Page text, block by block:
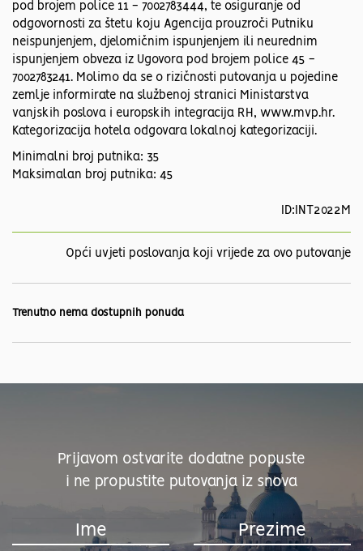
pod brojem police 11 - 7002783444, te osiguranje od
odgovornosti za štetu koju Agencija prouzroči Putniku
neispunjenjem, djelomičnim ispunjenjem ili neurednim
ispunjenjem obveza iz Ugovora pod brojem police 45 -
7002783241. Molimo da se o rizičnosti putovanja u pojedine
zemlje informirate na službenoj stranici Ministarstva
vanjskih poslova i europskih integracija RH, www.mvp.hr.
Kategorizacija hotela odgovara lokalnoj kategorizaciji.
Minimalni broj putnika: 35
Maksimalan broj putnika: 45
ID:INT2022M
Opći uvjeti poslovanja koji vrijede za ovo putovanje
Trenutno nema dostupnih ponuda
Prijavom ostvarite dodatne popuste
i ne propustite putovanja iz snova